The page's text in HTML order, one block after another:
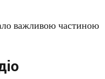
важливою частиною